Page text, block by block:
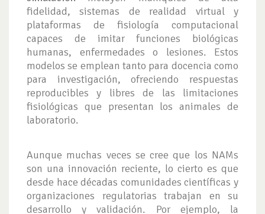
fidelidad, sistemas de realidad virtual y
plataformas de fisiología computacional
capaces de imitar funciones biológicas
humanas, enfermedades o lesiones. Estos
modelos se emplean tanto para docencia como
para investigación, ofreciendo respuestas
reproducibles y libres de las limitaciones
fisiológicas que presentan los animales de
laboratorio.
Aunque muchas veces se cree que los NAMs
son una innovación reciente, lo cierto es que
desde hace décadas comunidades científicas y
organizaciones regulatorias trabajan en su
desarrollo y validación. Por ejemplo, la